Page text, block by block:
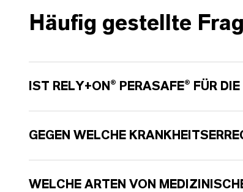
Häufig gestellte
IST RELY+ON ® PERASAFE® FÜR
GEGEN WELCHE
WELCHE ARTEN VON